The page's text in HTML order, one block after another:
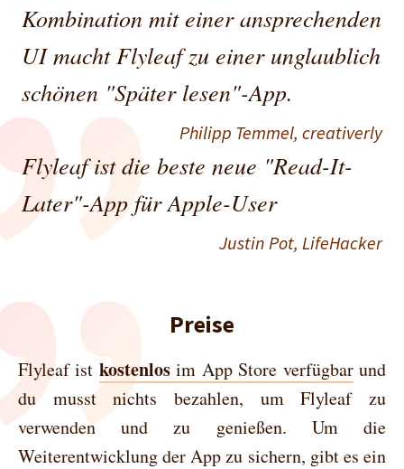
Kombination mit einer ansprechenden
UI macht Flyleaf zu einer unglaublich
schönen "Später lesen"-App.
Philipp Temmel, creativerly
Flyleaf ist die beste neue "Read-It-
Later"-App für Apple-User
Justin Pot, LifeHacker
Preise
Flyleaf ist kostenlosim App Store verfügbarund
du musst nichts bezahlen, um Flyleaf zu
verwenden und zu genießen. Um die
Weiterentwicklung der App zu sichern, gibt es ein